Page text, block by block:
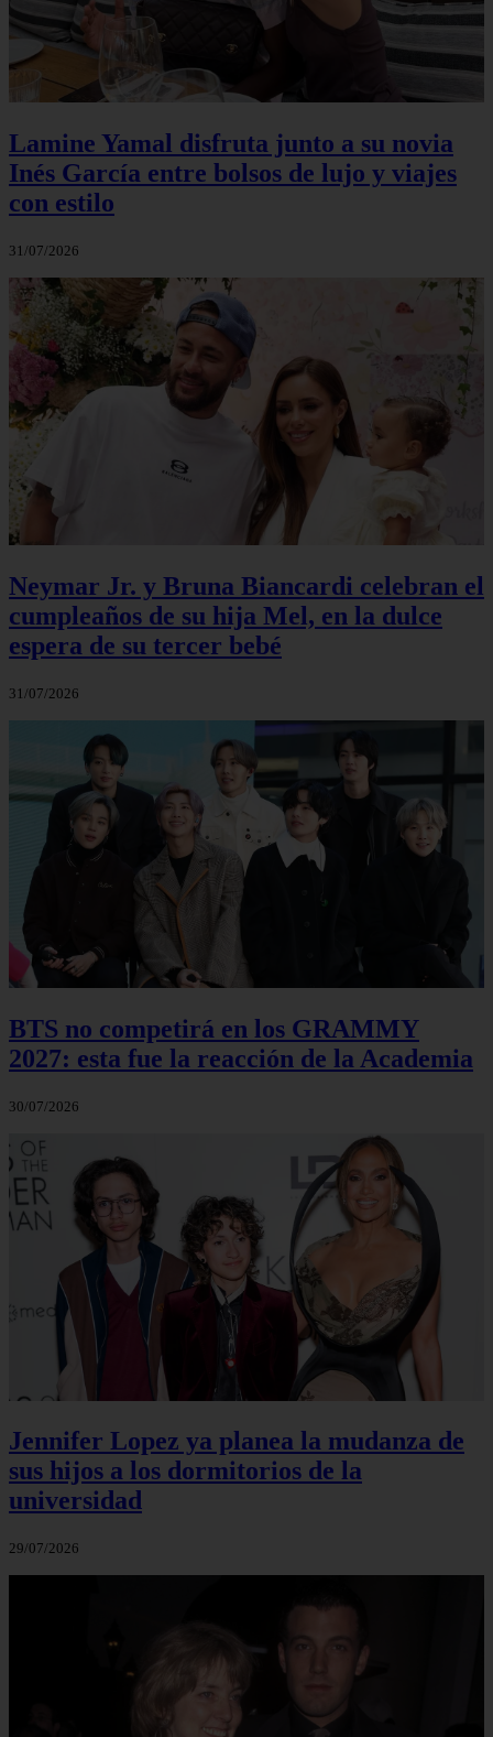
Lamine Yamal disfruta junto a su novia
Inés García entre bolsos de lujo y viajes
con estilo
31/07/2026
Neymar Jr. y Bruna Biancardi celebran el
cumpleaños de su hija Mel, en la dulce
espera de su tercer bebé
31/07/2026
BTS no competirá en los GRAMMY
2027: esta fue la reacción de la Academia
30/07/2026
Jennifer Lopez ya planea la mudanza de
sus hijos a los dormitorios de la
universidad
29/07/2026